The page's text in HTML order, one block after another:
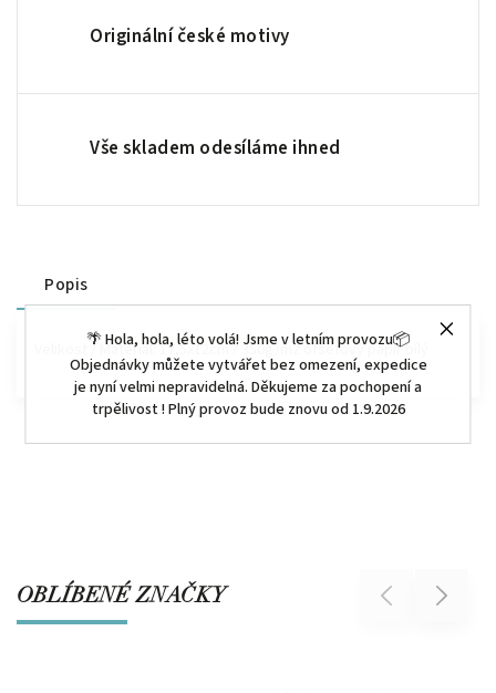
🌴 Hola, hola, léto volá! Jsme v letním provozu📦
Objednávky můžete vytvářet bez omezení, expedice
je nyní velmi nepravidelná. Děkujeme za pochopení a
trpělivost ! Plný provoz bude znovu od 1.9.2026
Originální české motivy
Vše skladem odesíláme ihned
Popis
Velikost / Materiál: 17,5x12cm / 350g/m2 ofsetový papír bílý
OBLÍBENÉ ZNAČKY Previous Next